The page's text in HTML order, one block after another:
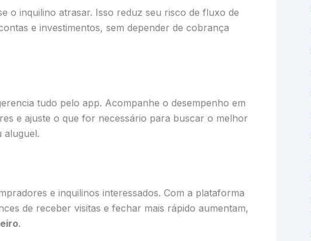
o inquilino atrasar. Isso reduz seu risco de fluxo de
e investimentos, sem depender de cobrança
tudo pelo app. Acompanhe o desempenho em
e ajuste o que for necessário para buscar o melhor
aluguel.
e inquilinos interessados. Com a plataforma
de receber visitas e fechar mais rápido aumentam,
.